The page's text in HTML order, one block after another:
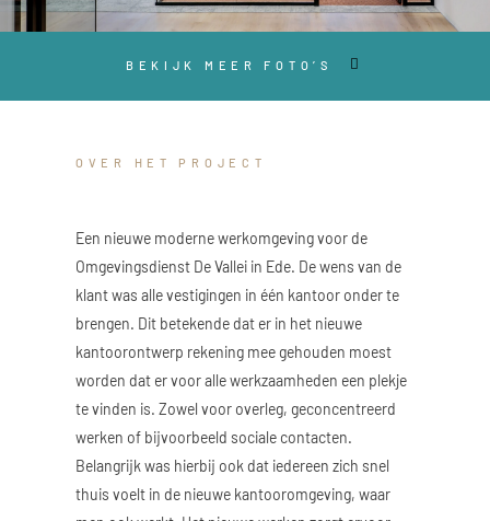
BEKIJK MEER FOTO’S
OVER HET PROJECT
Een nieuwe moderne werkomgeving voor de
Omgevingsdienst De Vallei in Ede. De wens van de
klant was alle vestigingen in één kantoor onder te
brengen. Dit betekende dat er in het nieuwe
kantoorontwerp rekening mee gehouden moest
worden dat er voor alle werkzaamheden een plekje
te vinden is. Zowel voor overleg, geconcentreerd
werken of bijvoorbeeld sociale contacten.
Belangrijk was hierbij ook dat iedereen zich snel
thuis voelt in de nieuwe kantooromgeving, waar